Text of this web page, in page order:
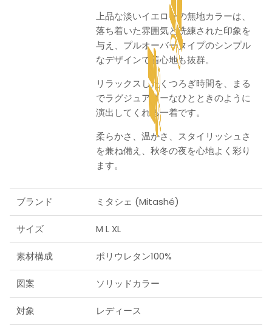
上品な淡いイエローの無地カラーは、
落ち着いた雰囲気と洗練された印象を
与え、プルオーバータイプのシンプル
なデザインで着心地も抜群。
リラックスしたくつろぎ時間を、まる
でラグジュアリーなひとときのように
演出してくれる一着です。
柔らかさ、温かさ、スタイリッシュさ
を兼ね備え、秋冬の夜を心地よく彩り
ます。
ブランド ミタシェ (Mitashé)
サイズ M L XL
素材構成 ポリウレタン100%
図案 ソリッドカラー
対象 レディース